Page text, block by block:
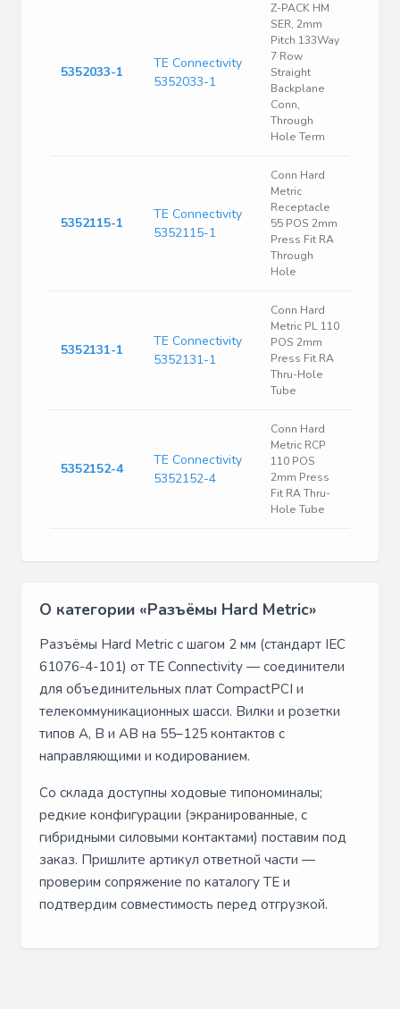
5352033-1
TE Connectivity
5352033-1
Z-PACK HM
SER, 2mm
Pitch 133Way
7 Row
Straight
Backplane
Conn,
Through
Hole Term
5352115-1
TE Connectivity
5352115-1
Conn Hard
Metric
Receptacle
55 POS 2mm
Press Fit RA
Through
Hole
5352131-1
TE Connectivity
5352131-1
Conn Hard
Metric PL 110
POS 2mm
Press Fit RA
Thru-Hole
Tube
5352152-4
TE Connectivity
5352152-4
Conn Hard
Metric RCP
110 POS
2mm Press
Fit RA Thru-
Hole Tube
О категории «Разъёмы Hard Metric»
Разъёмы Hard Metric с шагом 2 мм (стандарт IEC
61076-4-101) от TE Connectivity — соединители
для объединительных плат CompactPCI и
телекоммуникационных шасси. Вилки и розетки
типов A, B и AB на 55–125 контактов с
направляющими и кодированием.
Со склада доступны ходовые типономиналы;
редкие конфигурации (экранированные, с
гибридными силовыми контактами) поставим под
заказ. Пришлите артикул ответной части —
проверим сопряжение по каталогу TE и
подтвердим совместимость перед отгрузкой.